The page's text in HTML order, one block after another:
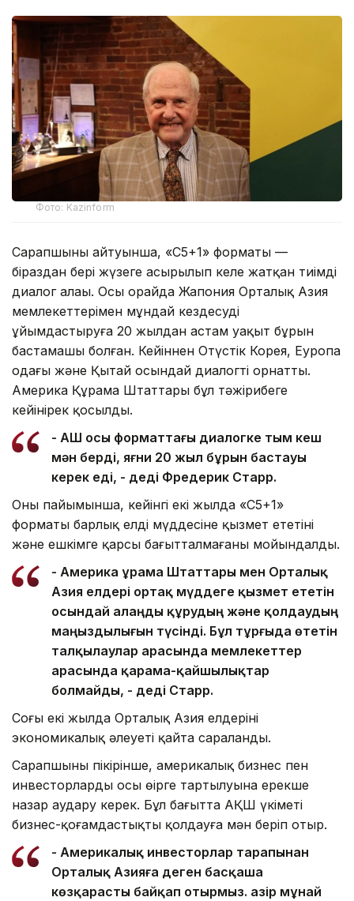
Фото: Kazinform
Сарапшының айтуынша, «С5+1» форматы —
біраздан бері жүзеге асырылып келе жатқан тиімді
диалог алаңы. Осы орайда Жапония Орталық Азия
мемлекеттерімен мұндай кездесуді
ұйымдастыруға 20 жылдан астам уақыт бұрын
бастамашы болған. Кейіннен Оңтүстік Корея, Еуропа
одағы және Қытай осындай диалогті орнатты.
Америка Құрама Штаттары бұл тәжірибеге
кейінірек қосылды.
- АҚШ осы форматтағы диалогке тым кеш
мән берді, яғни 20 жыл бұрын бастауы
керек еді, - деді Фредерик Старр.
Оның пайымынша, кейінгі екі жылда «С5+1»
форматы барлық елдің мүддесіне қызмет ететіні
және ешкімге қарсы бағытталмағаны мойындалды.
- Америка Құрама Штаттары мен Орталық
Азия елдері ортақ мүддеге қызмет ететін
осындай алаңды құрудың және қолдаудың
маңыздылығын түсінді. Бұл тұрғыда өтетін
талқылаулар арасында мемлекеттер
арасында қарама-қайшылықтар
болмайды, - деді Старр.
Соңғы екі жылда Орталық Азия елдерінің
экономикалық әлеуеті қайта сараланды.
Сарапшының пікірінше, америкалық бизнес пен
инвесторлардың осы өңірге тартылуына ерекше
назар аудару керек. Бұл бағытта АҚШ үкіметі
бизнес-қоғамдастықты қолдауға мән беріп отыр.
- Америкалық инвесторлар тарапынан
Орталық Азияға деген басқаша
көзқарасты байқап отырмыз. Қазір мұнай